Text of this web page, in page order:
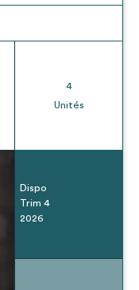
4
Unités
Dispo
Trim 4
2026